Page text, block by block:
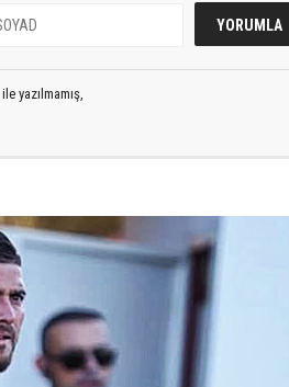
yazılmamış,